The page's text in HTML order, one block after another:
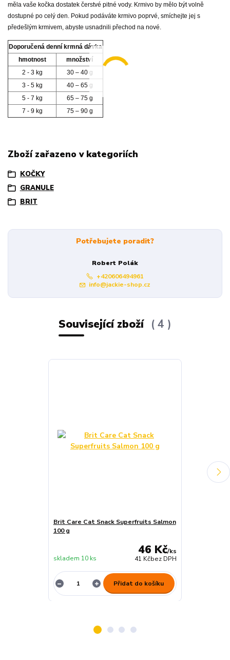
měla vaše kočka dostatek čerstvé pitné vody. Krmivo by mělo být volně
dostupné po celý den. Pokud podáváte krmivo poprvé, smíchejte jej s
předešlým krmivem, abyste usnadnili přechod na nové.
Doporučená denní krmná dávka
hmotnost
množství
2 - 3 kg
30 – 40 g
3 - 5 kg
40 – 65 g
5 - 7 kg
65 – 75 g
7 - 9 kg
75 – 90 g
Zboží zařazeno v kategoriích
KOČKY
GRANULE
BRIT
Potřebujete poradit?
Robert Polák
+420606494961
info@jackie-shop.cz
Související zboží 4
Brit Care Cat Snack Superfruits Salmon
100 g
46 Kč/ks
41 Kčbez DPH
skladem 10 ks
Přidat do košíku